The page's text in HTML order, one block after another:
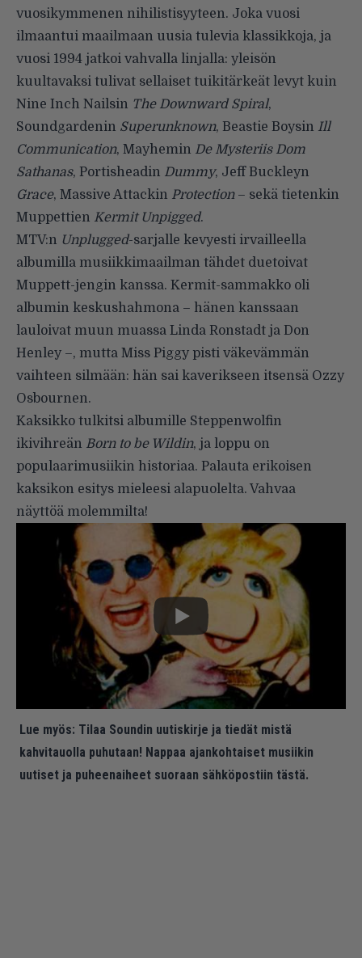
vuosikymmenen nihilistisyyteen. Joka vuosi
ilmaantui maailmaan uusia tulevia klassikkoja, ja
vuosi 1994 jatkoi vahvalla linjalla: yleisön
kuultavaksi tulivat sellaiset tuikitärkeät levyt kuin
Nine Inch Nailsin The Downward Spiral,
Soundgardenin Superunknown, Beastie Boysin Ill
Communication, Mayhemin De Mysteriis Dom
Sathanas, Portisheadin Dummy, Jeff Buckleyn
Grace, Massive Attackin Protection– sekä tietenkin
Muppettien Kermit Unpigged.
MTV:n Unplugged-sarjalle kevyesti irvailleella
albumilla musiikkimaailman tähdet duetoivat
Muppett-jengin kanssa. Kermit-sammakko oli
albumin keskushahmona – hänen kanssaan
lauloivat muun muassa Linda Ronstadt ja Don
Henley –, mutta Miss Piggy pisti väkevämmän
vaihteen silmään: hän sai kaverikseen itsensä Ozzy
Osbournen.
Kaksikko tulkitsi albumille Steppenwolfin
ikivihreän Born to be Wildin, ja loppu on
populaarimusiikin historiaa. Palauta erikoisen
kaksikon esitys mieleesi alapuolelta. Vahvaa
näyttöä molemmilta!
Lue myös: Tilaa Soundin uutiskirje ja tiedät mistä
kahvitauolla puhutaan! Nappaa ajankohtaiset musiikin
uutiset ja puheenaiheet suoraan sähköpostiin tästä.